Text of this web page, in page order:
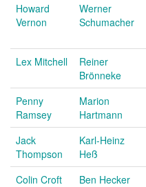
Howard
Vernon
Werner
Schumacher
Lex Mitchell
Reiner
Brönneke
Penny
Ramsey
Marion
Hartmann
Jack
Thompson
Karl-Heinz
Heß
Colin Croft
Ben Hecker